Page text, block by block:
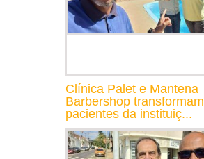
Clínica Palet e Mantena
Barbershop transformam
pacientes da instituiç...